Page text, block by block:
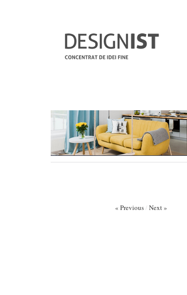
« Previous/ Next »